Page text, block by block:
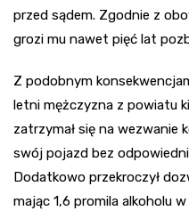
przed sądem. Zgodnie z
grozi mu nawet pięć lat
Z podobnym
letni mężczyzna z powiatu
zatrzymał się na wezwanie
swój pojazd bez
Dodatkowo przekroczył
mając 1,6 promila alkoholu